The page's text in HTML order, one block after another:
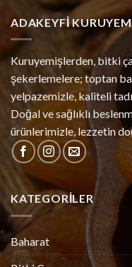
ADAKEYFI
Kuruyemişlerden, bitki
şekerlemelere; toptan
yelpazemizle, kaliteli
Doğal ve sağlıklı
ürünlerimizle, lezzetin
KATEGORILER
Baharat